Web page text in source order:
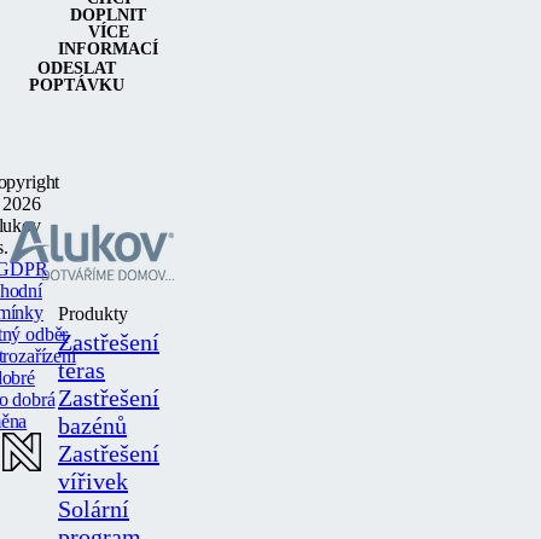
ODESLAT
POPTÁVKU
DOPLNIT
VÍCE
INFORMACÍ
Produkty
Zastřešení
teras
Zastřešení
bazénů
Zastřešení
vířivek
Solární
odběr
dobrá